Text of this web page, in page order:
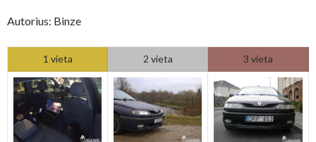
Autorius: Binze
1 vieta 2 vieta 3 vieta